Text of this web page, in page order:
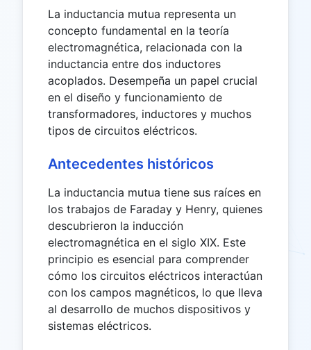
La inductancia mutua representa un
concepto fundamental en la teoría
electromagnética, relacionada con la
inductancia entre dos inductores
acoplados. Desempeña un papel crucial
en el diseño y funcionamiento de
transformadores, inductores y muchos
tipos de circuitos eléctricos.
Antecedentes históricos
La inductancia mutua tiene sus raíces en
los trabajos de Faraday y Henry, quienes
descubrieron la inducción
electromagnética en el siglo XIX. Este
principio es esencial para comprender
cómo los circuitos eléctricos interactúan
con los campos magnéticos, lo que lleva
al desarrollo de muchos dispositivos y
sistemas eléctricos.